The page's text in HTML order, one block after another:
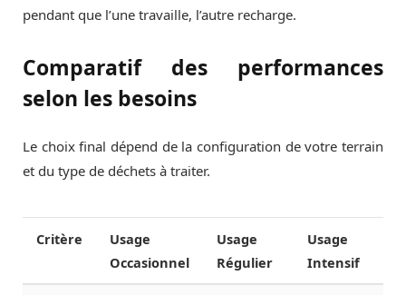
pendant que l’une travaille, l’autre recharge.
Comparatif des performances
selon les besoins
Le choix final dépend de la configuration de votre terrain
et du type de déchets à traiter.
Critère
Usage
Occasionnel
Usage
Régulier
Usage
Intensif